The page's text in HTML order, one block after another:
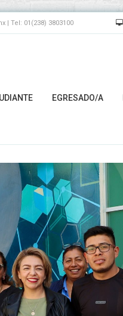
Tel: 01(238) 3803100
EGRESADO/A